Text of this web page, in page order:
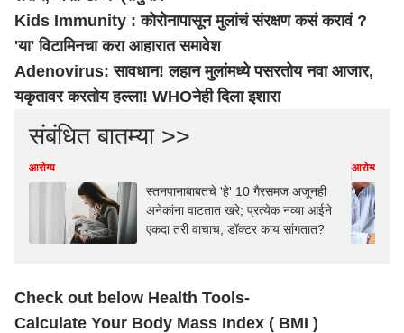
Kids Immunity : कोरोनापासून मुलांचं संरक्षण कसं करावं ?
'या' विटामिनचा करा आहारात समावेश
Adenovirus: सावधान! लहान मुलांमध्ये पसरतोय नवा आजार,
यकृतावर करतोय हल्ला! WHOनेही दिला इशारा
संबंधित बातम्या >>
आरोग्य
स्तनपानाबाबतचे 'हे' 10 गैरसमज अजूनही
अनेकांना वाटतात खरे; प्रत्येक नव्या आईने
एकदा तरी वाचाच, डॉक्टर काय सांगतात?
आरोग्य
Check out below Health Tools-
Calculate Your Body Mass Index ( BMI )